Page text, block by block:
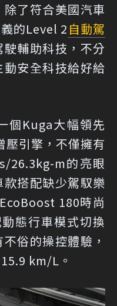
了符合美國汽車
的Level 2 自動駕
輔助科技，不分
安全科技給好給
個Kuga大幅領先
壓引擎，不僅擁有
26.3kg-m的亮眼
搭配缺少駕馭樂
180時尚
態行車模式切換
俗的操控體驗，
km/L。